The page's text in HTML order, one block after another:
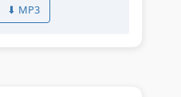
les effets psychosociaux du
⬇ MP3